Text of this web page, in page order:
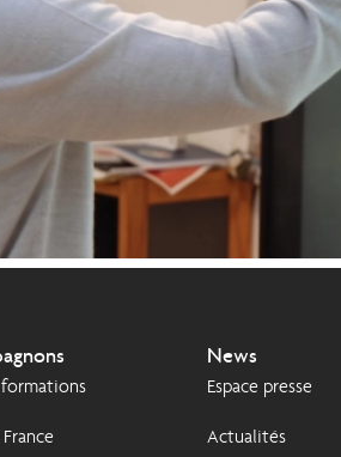
News
Espace presse
Actualités